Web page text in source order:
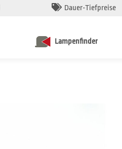
Dauer-Tiefpreise
Lampenfinder